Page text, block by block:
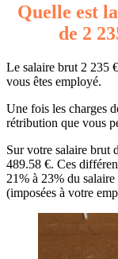
Quelle est
de 2
Le salaire brut 2 235
vous êtes employé.
Une fois les charges
rétribution que vous
Sur votre salaire brut
489.58 €. Ces
21% à 23% du
(imposées à votre